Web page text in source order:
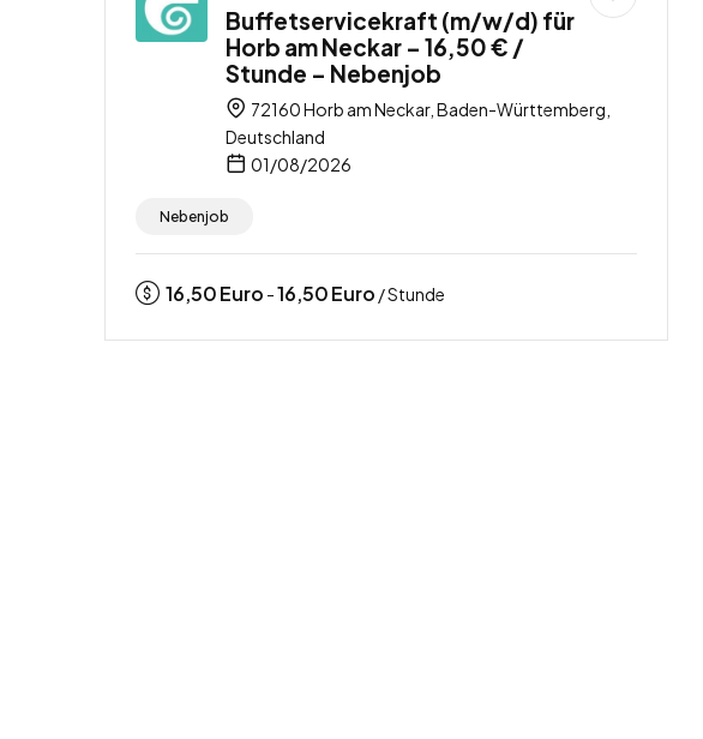
Buffetservicekraft (m/w/d) für
Horb am Neckar – 16,50 € /
Stunde – Nebenjob
72160 Horb am Neckar, Baden-Württemberg,
Deutschland
01/08/2026
Nebenjob
16,50Euro -16,50Euro / Stunde